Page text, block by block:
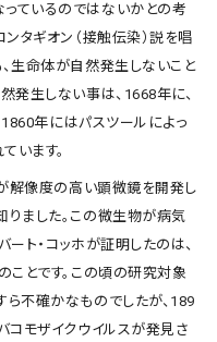
ているのではないかとの考
ンタギオン（接触伝染）説を唱
生命体が自然発生しないこと
発生しない事は、1668年に、
1860年にはパスツールによっ
います。
解像度の高い顕微鏡を開発し
りました。この微生物が病気
ート・コッホが証明したのは、
とです。この頃の研究対象
ら不確かなものでしたが、189
コモザイクウイルスが発見さ